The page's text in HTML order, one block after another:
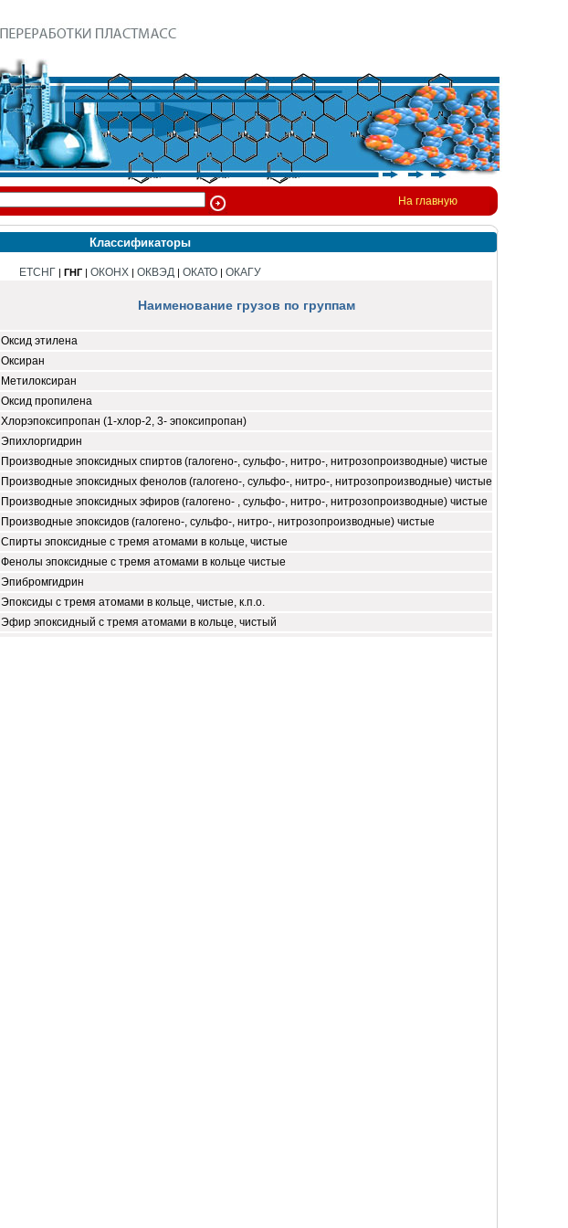
На главную
Классификаторы
ЕТСНГ| ГНГ| ОКОНХ| ОКВЭД | ОКАТО| ОКАГУ
Наименование грузов по группам
Оксид этилена
Оксиран
Метилоксиран
Оксид пропилена
Хлорэпоксипропан (1-хлор-2, 3- эпоксипропан)
Эпихлоргидрин
Производные эпоксидных спиртов (галогено-, сульфо-, нитро-, нитрозопроизводные) чистые
Производные эпоксидных фенолов (галогено-, сульфо-, нитро-, нитрозопроизводные) чистые
Производные эпоксидных эфиров (галогено- , сульфо-, нитро-, нитрозопроизводные) чистые
Производные эпоксидов (галогено-, сульфо-, нитро-, нитрозопроизводные) чистые
Спирты эпоксидные с тремя атомами в кольце, чистые
Фенолы эпоксидные с тремя атомами в кольце чистые
Эпибромгидрин
Эпоксиды с тремя атомами в кольце, чистые, к.п.о.
Эфир эпоксидный с тремя атомами в кольце, чистый